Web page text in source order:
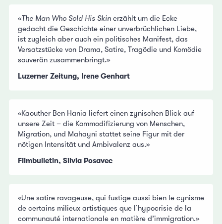
«The Man Who Sold His Skin erzählt um die Ecke
gedacht die Geschichte einer unverbrüchlichen Liebe,
ist zugleich aber auch ein politisches Manifest, das
Versatzstücke von Drama, Satire, Tragödie und Komödie
souverän zusammenbringt.»
Luzerner Zeitung, Irene Genhart
«Kaouther Ben Hania liefert einen zynischen Blick auf
unsere Zeit – die Kommodifizierung von Menschen,
Migration, und Mahayni stattet seine Figur mit der
nötigen Intensität und Ambivalenz aus.»
Filmbulletin, Silvia Posavec
«Une satire ravageuse, qui fustige aussi bien le cynisme
de certains milieux artistiques que l’hypocrisie de la
communauté internationale en matière d’immigration.»